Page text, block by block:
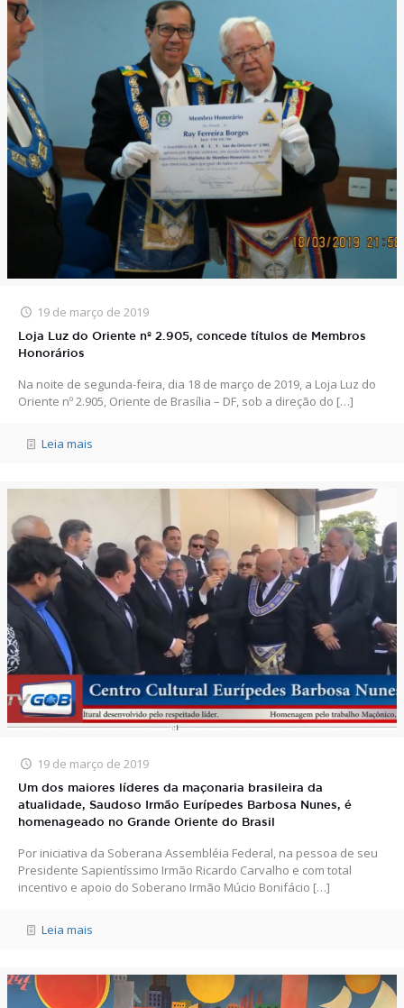
19 de março de 2019
Loja Luz do Oriente nº 2.905, concede títulos de Membros
Honorários
Na noite de segunda-feira, dia 18 de março de 2019, a Loja Luz do
Oriente nº 2.905, Oriente de Brasília – DF, sob a direção do […]
Leia mais
19 de março de 2019
Um dos maiores líderes da maçonaria brasileira da
atualidade, Saudoso Irmão Eurípedes Barbosa Nunes, é
homenageado no Grande Oriente do Brasil
Por iniciativa da Soberana Assembléia Federal, na pessoa de seu
Presidente Sapientíssimo Irmão Ricardo Carvalho e com total
incentivo e apoio do Soberano Irmão Múcio Bonifácio […]
Leia mais